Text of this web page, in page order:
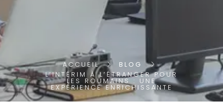
ACCUEIL
BLOG
L’INTÉRIM À L’ÉTRANGER POUR
LES ROUMAINS : UNE
EXPÉRIENCE ENRICHISSANTE